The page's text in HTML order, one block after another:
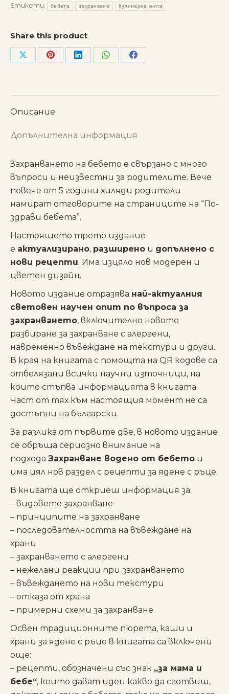
бебета"
Етикети:
бебета захранване Кулинарна книга
Share this product
Share Share Share Share Share
Описание
Допълнителна информация
Захранването на бебето е свързано с много
въпроси и неизвестни за родителите. Вече
повече от 5 години хиляди родители
намират отговорите на страниците на “По-
здрави бебета”.
Настоящето трето издание
е актуализирано, разширено и допълнено с
нови рецепти. Има изцяло нов модерен и
цветен дизайн.
Новото издание отразява най-актуалния
световен научен опит по въпроса за
захранването, включително новото
разбиране за захранване с алергени,
навременно въвеждане на текстури и други.
В края на книгата с помощта на QR кодове са
отбелязани всички научни източници, на
които стъпва информацията в книгата.
Част от тях към настоящия момент не са
достъпни на български.
За разлика от първите две, в новото издание
се обръща сериозно внимание на
подхода Захранване водено от бебето и
има цял нов раздел с рецепти за ядене с ръце.
В книгата ще откриеш информация за:
– видовете захранване
– принципите на захранване
– последователността на въвеждане на
храни
– захранването с алергени
– нежелани реакции при захранването
– въвеждането на нови текстури
– отказа от храна
– примерни схеми за захранване
Освен традиционните пюрета, каши и
храни за ядене с ръце в книгата са включени
още:
– рецепти, обозначени със знак „за мама и
бебе“, които дават идеи какво да сготвиш,